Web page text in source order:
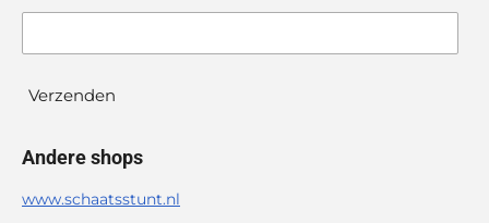
Verzenden
Andere shops
www.schaatsstunt.nl